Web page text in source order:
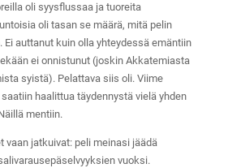
oli syysflussaa ja tuoreita
oli tasan se määrä, mitä pelin
auttanut kuin olla yhteydessä emäntiin
ei onnistunut (joskin Akkatemiasta
syistä). Pelattava siis oli. Viime
haalittua täydennystä vielä yhden
mentiin.
vaan jatkuivat: peli meinasi jäädä
vuoksi.